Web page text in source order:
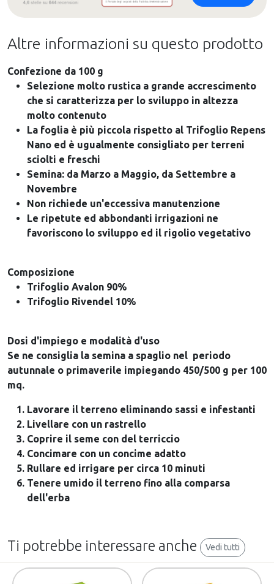
Altre informazioni su questo prodotto
Confezione da 100 g
Selezione molto rustica a grande accrescimento
che si caratterizza per lo sviluppo in altezza
molto contenuto
La foglia è più piccola rispetto al Trifoglio Repens
Nano ed è ugualmente consigliato per terreni
sciolti e freschi
Semina: da Marzo a Maggio, da Settembre a
Novembre
Non richiede un'eccessiva manutenzione
Le ripetute ed abbondanti irrigazioni ne
favoriscono lo sviluppo ed il rigolio vegetativo
Composizione
Trifoglio Avalon 90%
Trifoglio Rivendel 10%
Dosi d'impiego e modalità d'uso
Se ne consiglia la semina a spaglio nel periodo
autunnale o primaverile impiegando 450/500 g per 100
mq.
Lavorare il terreno eliminando sassi e infestanti
Livellare con un rastrello
Coprire il seme con del terriccio
Concimare con un concime adatto
Rullare ed irrigare per circa 10 minuti
Tenere umido il terreno fino alla comparsa
dell'erba
Ti potrebbe interessare anche Vedi tutti